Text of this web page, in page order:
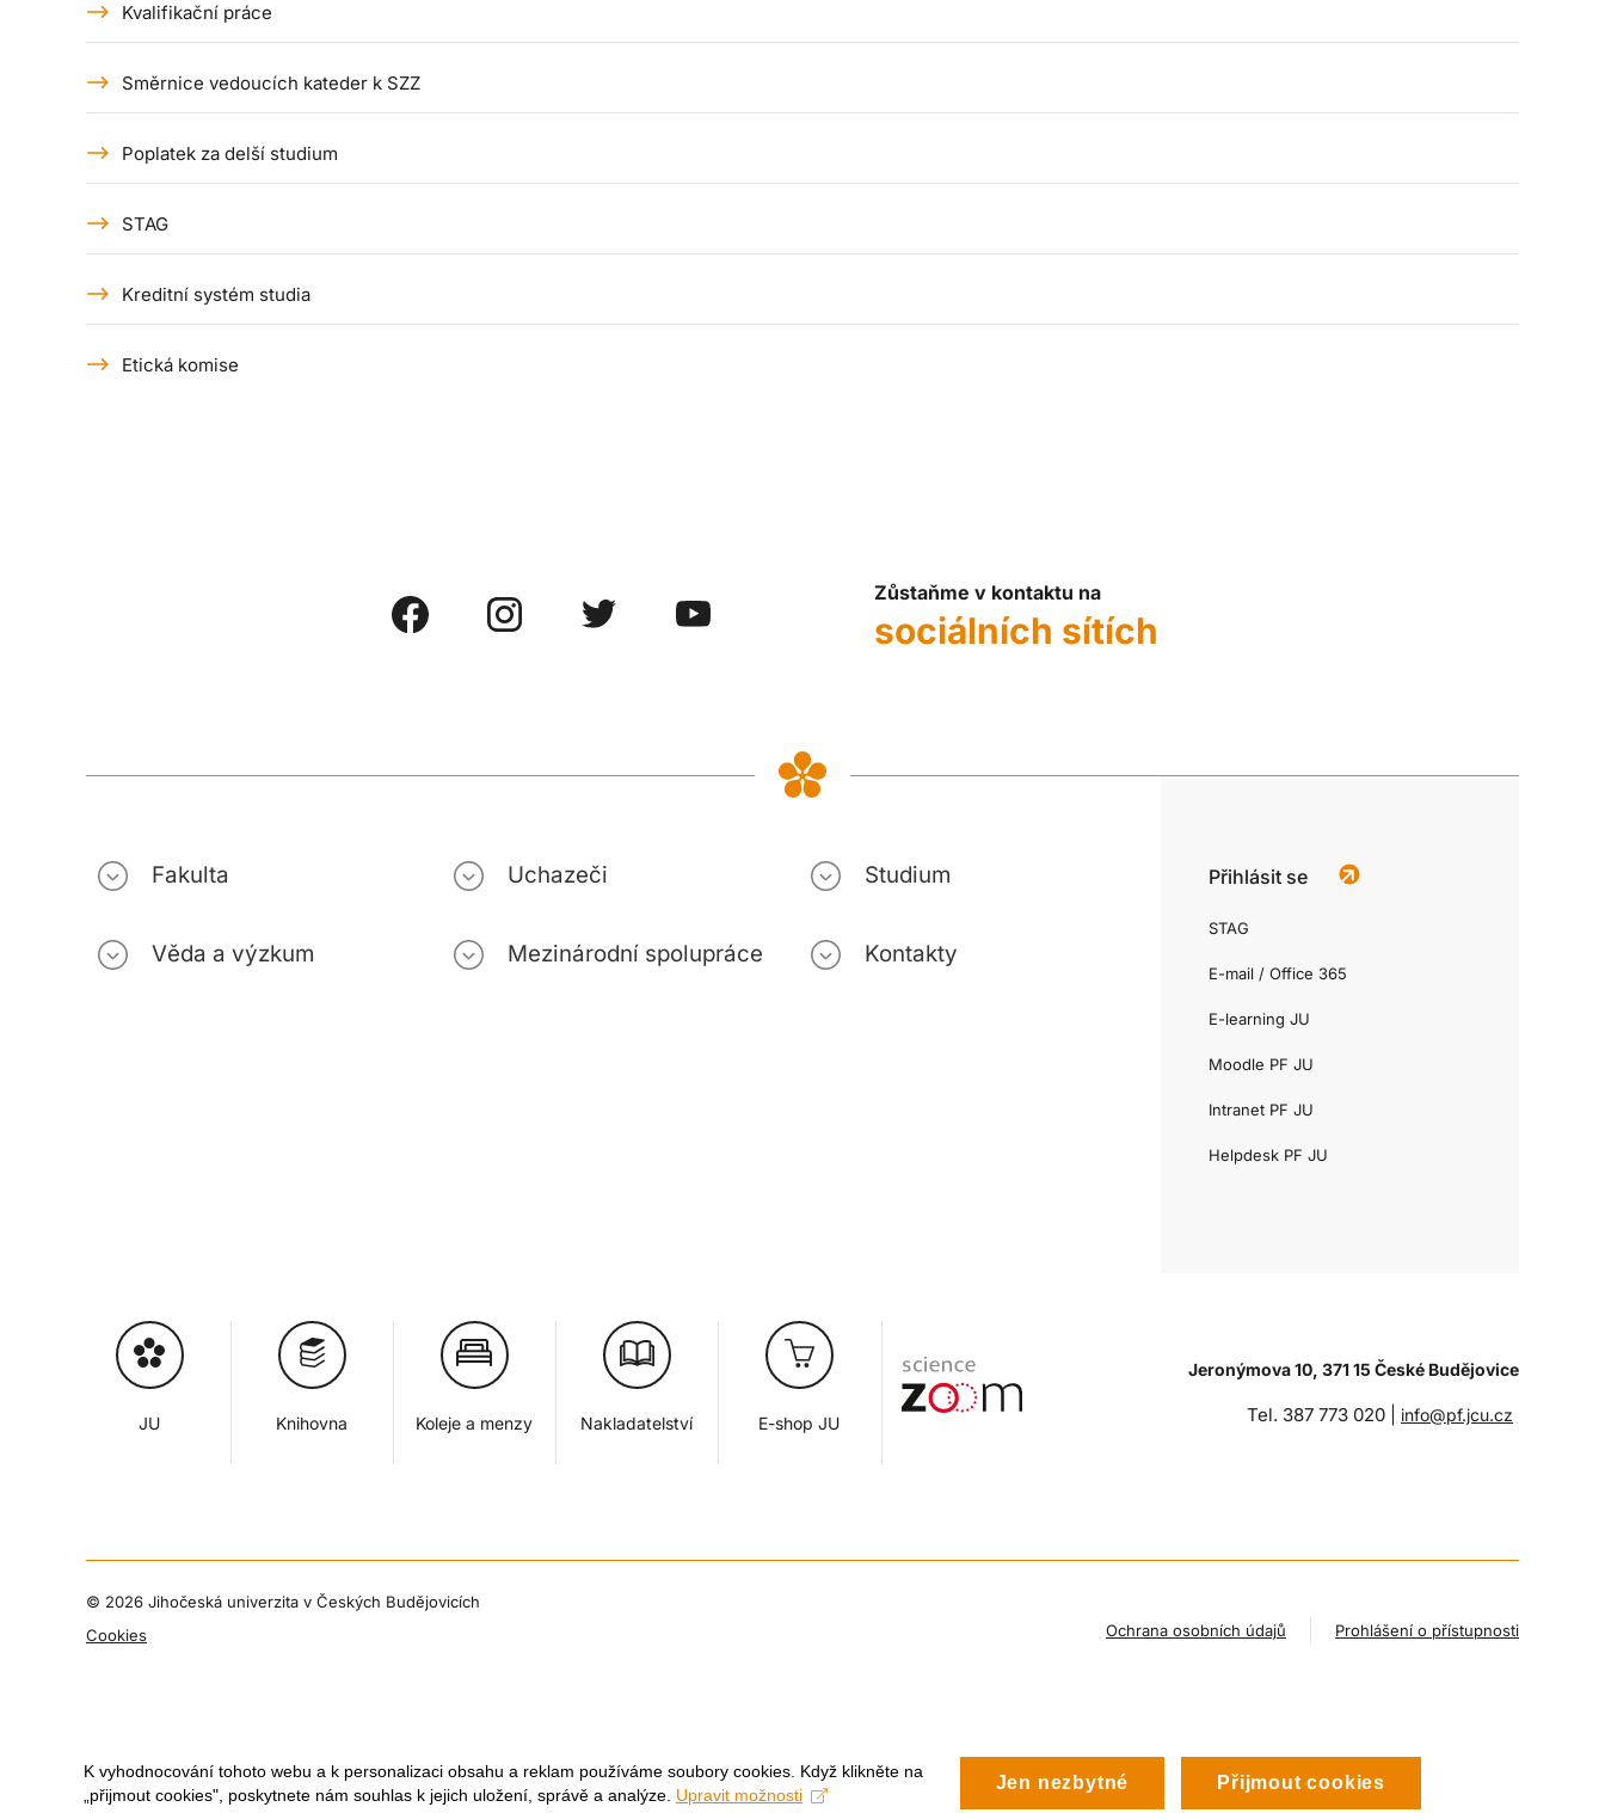
Kvalifikační práce
Směrnice vedoucích kateder k SZZ
Poplatek za delší studium
STAG
Kreditní systém studia
Etická komise
Zůstaňme v kontaktu na
sociálních sítích
Fakulta Uchazeči Studium
Věda a výzkum Mezinárodní spolupráce Kontakty
Přihlásit se
STAG
E-mail / Office 365
E-learning JU
Moodle PF JU
Intranet PF JU
Helpdesk PF JU
JU Knihovna Koleje a menzy Nakladatelství E-shop JU
Jeronýmova 10, 371 15 České Budějovice
Tel. 387 773 020 | info@pf.jcu.cz
© 2026 Jihočeská univerzita v Českých Budějovicích
Cookies
Ochrana osobních údajů Prohlášení o přístupnosti
K vyhodnocování tohoto webu a k personalizaci obsahu a reklam používáme soubory cookies. Když klikněte na
„přijmout cookies", poskytnete nám souhlas k jejich uložení, správě a analýze. Upravit možnosti
Jen nezbytné Přijmout cookies